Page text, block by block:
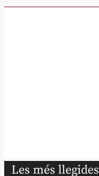
Les més llegides